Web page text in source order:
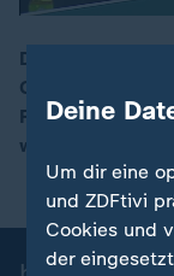
00:20
Die CDU
Geschlossenheit
Reformthemen
wenig
Deine
Um dir eine
und ZDFtivi
Cookies und
der